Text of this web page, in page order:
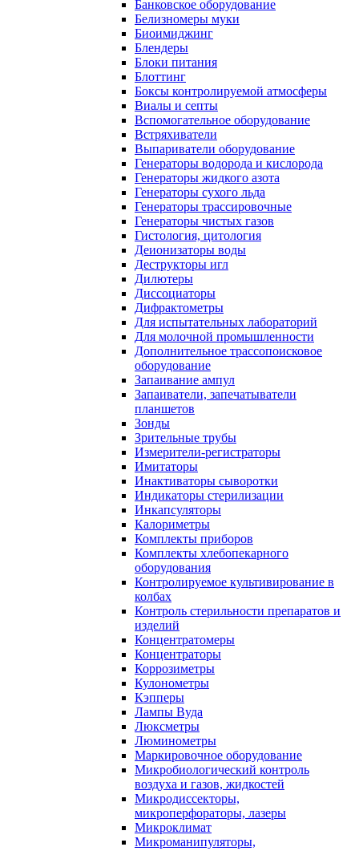
Банковское оборудование
Белизномеры муки
Биоимиджинг
Блендеры
Блоки питания
Блоттинг
Боксы контролируемой атмосферы
Виалы и септы
Вспомогательное оборудование
Встряхиватели
Выпариватели оборудование
Генераторы водорода и кислорода
Генераторы жидкого азота
Генераторы сухого льда
Генераторы трассировочные
Генераторы чистых газов
Гистология, цитология
Деионизаторы воды
Деструкторы игл
Дилютеры
Диссоциаторы
Дифрактометры
Для испытательных лабораторий
Для молочной промышленности
Дополнительное трассопоисковое
оборудование
Запаивание ампул
Запаиватели, запечатыватели
планшетов
Зонды
Зрительные трубы
Измерители-регистраторы
Имитаторы
Инактиваторы сыворотки
Индикаторы стерилизации
Инкапсуляторы
Калориметры
Комплекты приборов
Комплекты хлебопекарного
оборудования
Контролируемое культивирование в
колбах
Контроль стерильности препаратов и
изделий
Концентратомеры
Концентраторы
Коррозиметры
Кулонометры
Кэпперы
Лампы Вуда
Люксметры
Люминометры
Маркировочное оборудование
Микробиологический контроль
воздуха и газов, жидкостей
Микродиссекторы,
микроперфораторы, лазеры
Микроклимат
Микроманипуляторы,